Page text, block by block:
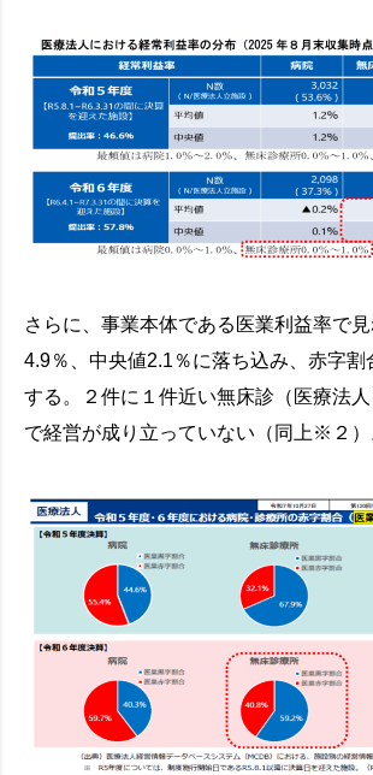
さらに、事業本体である医業利益率で
4.9％、中央値2.1％に落ち込み、赤字割
する。２件に１件近い無床診（医療法
で経営が成り立っていない（同上※２）